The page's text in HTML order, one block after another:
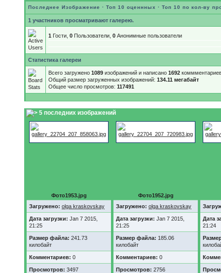
Последнее Изображение · Топ 10 оценнных · Топ 10 по кол-ву
1 участников просматривают галерею.
1 Гости, 0 Пользователи, 0 Анонимные пользователи
Статистика галереи
Всего загружено 1089 изображений и написано 1692
Общий размер загруженных изображений: 134.11 мегабайт
Общее число просмотров: 117491
5 последних изображений
Фото1953.jpg
Загружено: olga kraskovskay
Дата загрузки: Jan 7 2015,
21:25
Размер файла: 241.73
килобайт
Комментариев: 0
Просмотров: 3497
Фото1952.jpg
Загружено: olga kraskovskay
Дата загрузки: Jan 7 2015,
21:25
Размер файла: 185.06
килобайт
Комментариев: 0
Просмотров: 2756
Дата
21:24